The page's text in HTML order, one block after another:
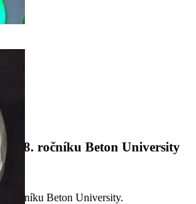
8. ročníku Beton University
8. ročníku Beton University.